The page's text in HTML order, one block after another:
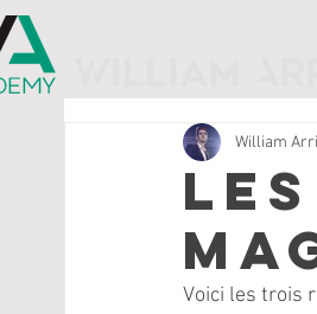
William
Voici les trois